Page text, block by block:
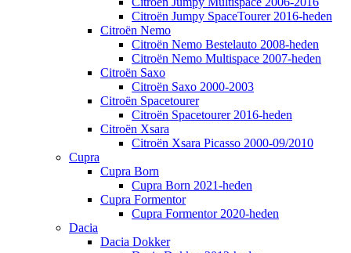
Citroën Jumpy SpaceTourer 2016-heden
Citroën Nemo
Citroën Nemo Bestelauto 2008-heden
Citroën Nemo Multispace 2007-heden
Citroën Saxo
Citroën Saxo 2000-2003
Citroën Spacetourer
Citroën Spacetourer 2016-heden
Citroën Xsara
Citroën Xsara Picasso 2000-09/2010
Cupra
Cupra Born
Cupra Born 2021-heden
Cupra Formentor
Cupra Formentor 2020-heden
Dacia
Dacia Dokker